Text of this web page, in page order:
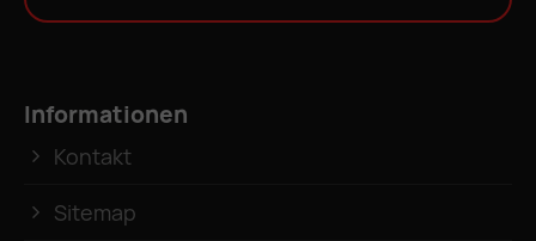
Informationen
Kontakt
Sitemap